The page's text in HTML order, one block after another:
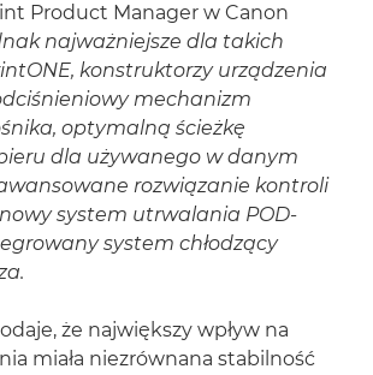
Product Manager w Canon
najważniejsze dla takich
konstruktorzy urządzenia
mechanizm
optymalną ścieżkę
dla używanego w danym
rozwiązanie kontroli
system utrwalania POD-
system chłodzący
że największy wpływ na
miała niezrównana stabilność